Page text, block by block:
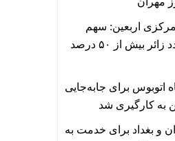
اربعین: سهم
مهران از تردد زائر بیش از ۵۰ درصد
اتوبوس برای جابه‌جایی
به‌ کارگیری شد
و بغداد برای خدمت به